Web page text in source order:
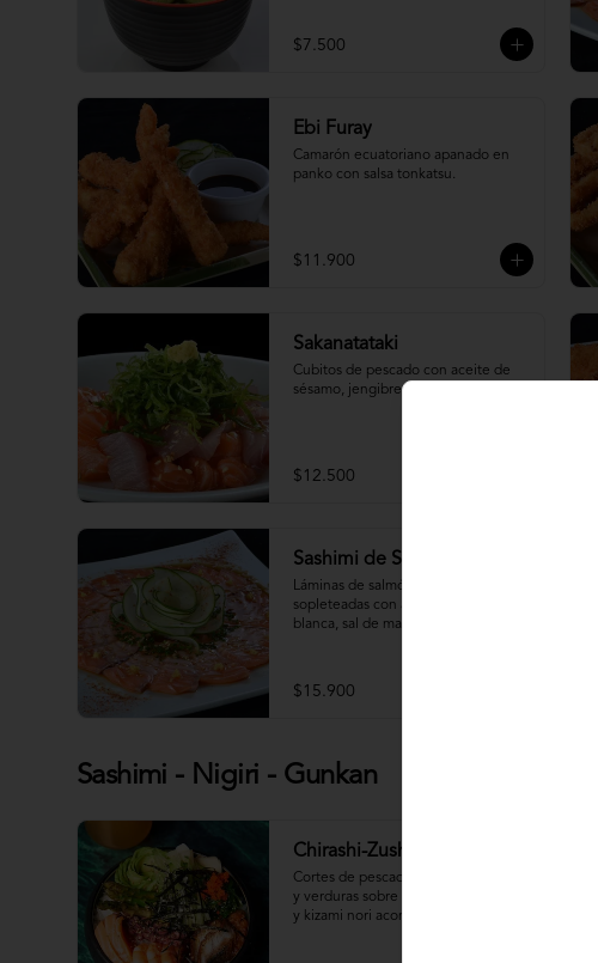
$7.500
Ebi Furay
Camarón ecuatoriano apanado en
panko con salsa tonkatsu.
$11.900
Sakanatataki
Cubitos de pescado con aceite de
sésamo, jengibre, cebollín.
$12.500
Sashimi de Salmón Trufado
Láminas de salmón estilo carpaccio,
sopleteadas con aceite de trufa
blanca, sal de mar, ponzu y cilántro.
$15.900
Sashimi - Nigiri - Gunkan
Chirashi-Zushi
Cortes de pescados frescos, mariscos
y verduras sobre base de arroz shari
y kizami nori acompañado de sopa